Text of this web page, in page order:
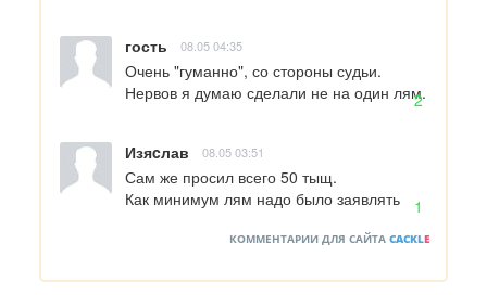
гость 08.05 04:35
Очень "гуманно", со стороны судьи.
Нервов я думаю сделали не на один лям.
2
Изяcлав 08.05 03:51
Сам же просил всего 50 тыщ.
Как минимум лям надо было заявлять
1
КОММЕНТАРИИ ДЛЯ САЙТА CACKLE